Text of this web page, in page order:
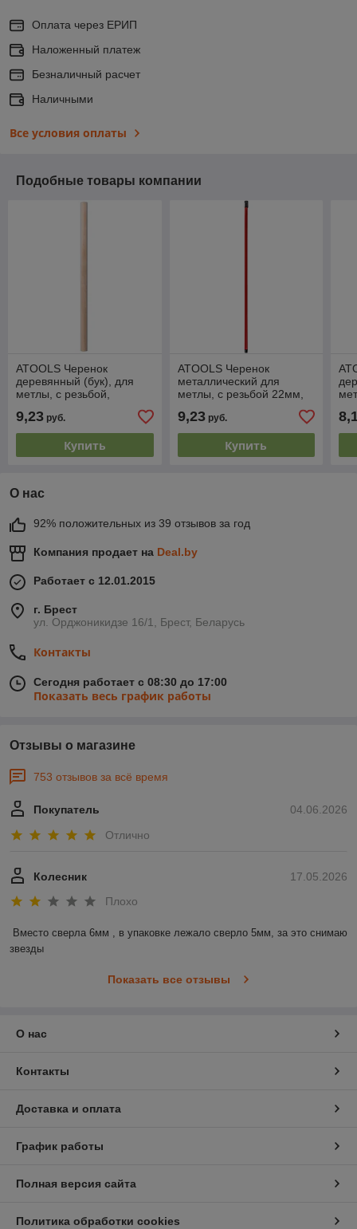
Оплата через ЕРИП
Наложенный платеж
Безналичный расчет
Наличными
Все условия оплаты
Подобные товары компании
ATOOLS Черенок
деревянный (бук), для
метлы, с резьбой,
d=22мм x 150см, AT6558
(PL)
9,23 руб.
Купить
ATOOLS Черенок
металлический для
метлы, с резьбой 22мм,
120см, красный, AT1287,
(PL)
9,23руб.
Купить
О нас
92% положительных из 39 отзывов за год
Компания продает на Deal.by
Работает с 12.01.2015
г. Брест
ул. Орджоникидзе 16/1, Брест, Беларусь
Контакты
Сегодня работает с 08:30 до 17:00
Показать весь график работы
Отзывы о магазине
753 отзывов за всё время
04.06.2026
Покупатель
Отлично
17.05.2026
Колесник
Плохо
Вместо сверла 6мм , в упаковке лежало сверло 5мм, за это снимаю
звезды
Показать все отзывы
О нас
Контакты
Доставка и оплата
График работы
Полная версия сайта
Политика обработки cookies